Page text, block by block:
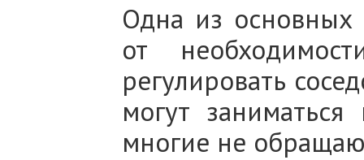
Одна из основных
от
регулировать
могут
многие не